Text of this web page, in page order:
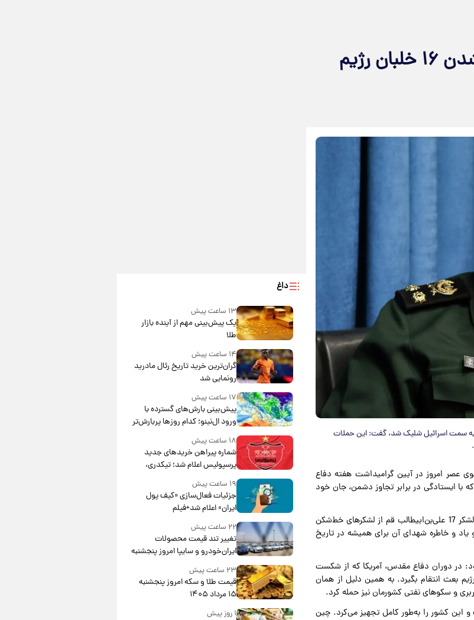
روایت سرلشکر رحیم صفوی از کشته شدن ۱۶ خلبان رژیم
فرمانده معظم کل قوا با بیان اینکه در جنگ ۱۲ روزه ‌۵۰۰ موشک به سمت اسرائیل شلیک شد، گفت: این حملات
عصر امروز در آیین گرامیداشت هفته دفاع
ایستادگی در برابر تجاوز دشمن، جان خود
وی با اشاره به جایگاه ویژه رزمندگان قمی در دوران جنگ تحمیلی تصریح کرد: لشکر 17 علی‌بن‌ابیطالب قم از لشکرهای خط‌شکن
و خاطره شهدای آن برای همیشه در تاریخ
در دوران دفاع مقدس، آمریکا که از شکست
بعث انتقام بگیرد. به همین دلیل از همان
و سکوهای نفتی کشورمان نیز حمله کرد.
این کشور را به‌طور کامل تجهیز می‌کرد. چین
داغ
۱۳ ساعت پیش
یک پیش‌بینی مهم از آینده بازار
طلا
۱۴ ساعت پیش
گران‌ترین خرید تاریخ رئال مادرید
رونمایی شد
۱۷ ساعت پیش
پیش‌بینی بارش‌های گسترده با
ورود ال‌نینو؛ کدام روزها پربارش‌تر
خواهند بود؟
۱۸ ساعت پیش
شماره پیراهن خریدهای جدید
پرسپولیس اعلام شد؛ تیکدری،
محبی و سرگیف با اعداد ویژه
۱۹ ساعت پیش
جزئیات فعال‌سازی «کیف پول
ایران» اعلام شد+فیلم
۲۲ ساعت پیش
تغییر تند قیمت محصولات
ایران‌خودرو و سایپا امروز پنجشنبه
۲۳ ساعت پیش
قیمت طلا و سکه امروز پنجشنبه
۱۵ مرداد ۱۴۰۵
۱ روز پیش